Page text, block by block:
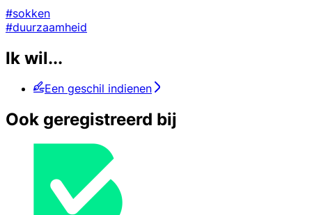
#sokken
#duurzaamheid
Ik wil...
Een geschil indienen
Ook geregistreerd bij